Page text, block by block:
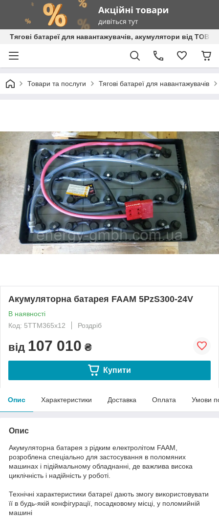
Тягові батареї для навантажувачів, акумулятори від ТОВ
Товари та послуги Тягові батареї для навантажувачів
Акумуляторна батарея FAAM 5PzS300-24V
В наявності
Код: 5TTM365x12
Роздріб
від 107 010 ₴
Купити
Опис Характеристики Доставка Оплата Умови
Опис
Акумуляторна батарея з рідким електролітом FAAM,
розроблена спеціально для застосування в поломяних
машинах і підіймальному обладнанні, де важлива висока
циклічність і надійність у роботі.
Технічні характеристики батареї дають змогу використовувати
її в будь-якій конфігурації, посадковому місці, у поломийній
машині